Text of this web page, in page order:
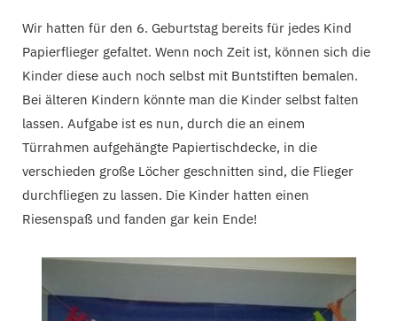
Wir hatten für den 6. Geburtstag bereits für jedes Kind
Papierflieger gefaltet. Wenn noch Zeit ist, können sich die
Kinder diese auch noch selbst mit Buntstiften bemalen.
Bei älteren Kindern könnte man die Kinder selbst falten
lassen. Aufgabe ist es nun, durch die an einem
Türrahmen aufgehängte Papiertischdecke, in die
verschieden große Löcher geschnitten sind, die Flieger
durchfliegen zu lassen. Die Kinder hatten einen
Riesenspaß und fanden gar kein Ende!